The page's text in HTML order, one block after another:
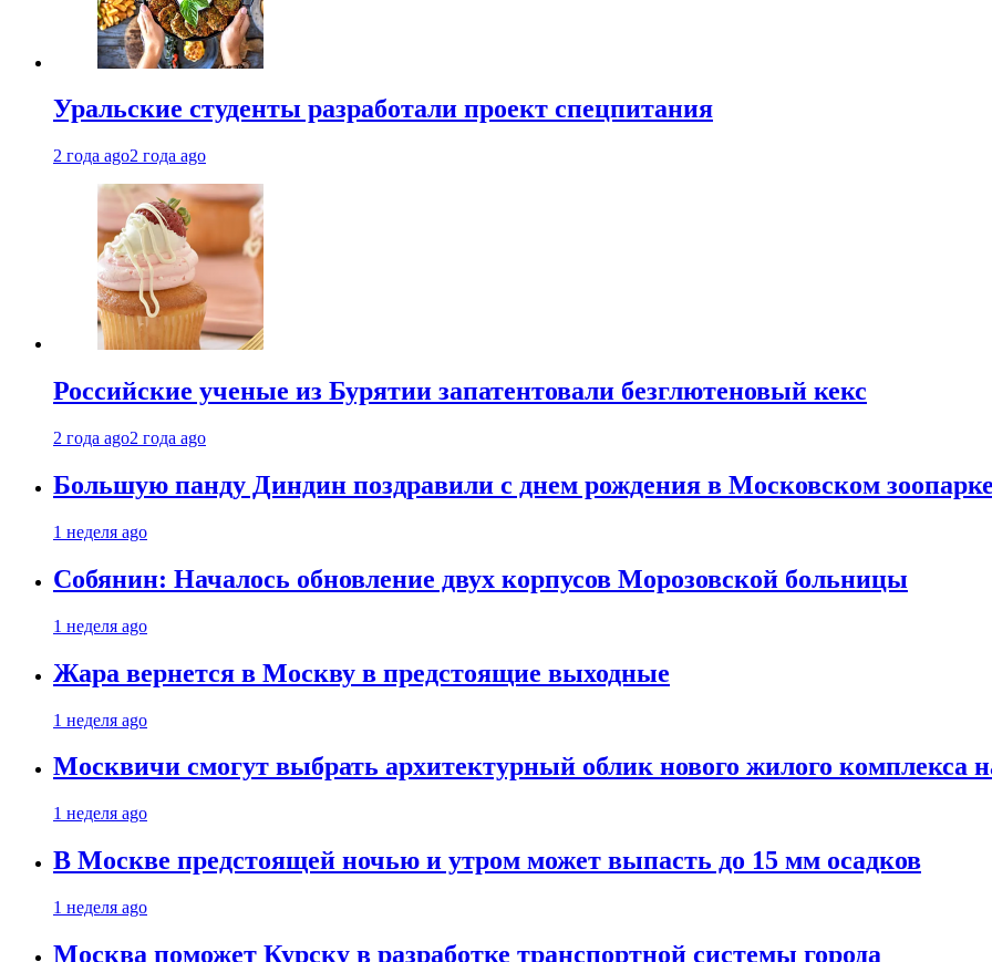
Уральские студенты разработали проект спецпитания
2 года ago2 года ago
Российские ученые из Бурятии запатентовали безглютеновый кекс
2 года ago2 года ago
Большую панду Диндин поздравили с днем рождения в Московском зоопарке
1 неделя ago
Собянин: Началось обновление двух корпусов Морозовской больницы
1 неделя ago
Жара вернется в Москву в предстоящие выходные
1 неделя ago
Москвичи смогут выбрать архитектурный облик нового жилого комплекса
1 неделя ago
В Москве предстоящей ночью и утром может выпасть до 15 мм осадков
1 неделя ago
Москва поможет Курску в разработке транспортной системы города